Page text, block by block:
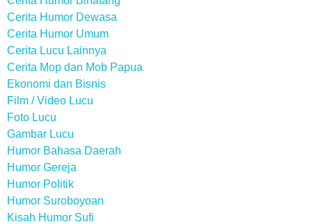
Cerita Humor Dewasa
Cerita Humor Umum
Cerita Lucu Lainnya
Cerita Mop dan Mob Papua
Ekonomi dan Bisnis
Film / Video Lucu
Foto Lucu
Gambar Lucu
Humor Bahasa Daerah
Humor Gereja
Humor Politik
Humor Suroboyoan
Kisah Humor Sufi